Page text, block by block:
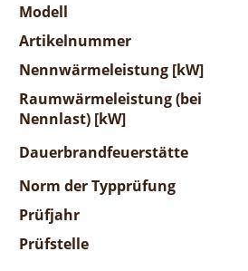
Modell
Artikelnummer
Nennwärmeleistung [kW]
Raumwärmeleistung (bei
Nennlast) [kW]
Dauerbrandfeuerstätte
Norm der Typprüfung
Prüfjahr
Prüfstelle